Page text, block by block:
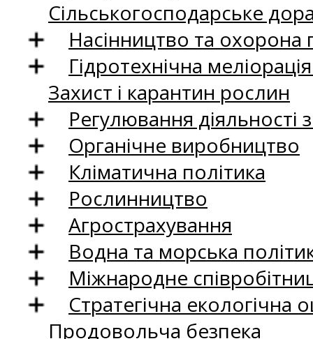
Сільськогосподарське
Насінництво та
Гідротехнічна
Захист і карантин рослин
Регулювання
Органічне виробництво
Кліматична політика
Рослинництво
Агрострахування
Водна та морська
Міжнародне
Стратегічна екологічна
Продовольча безпека